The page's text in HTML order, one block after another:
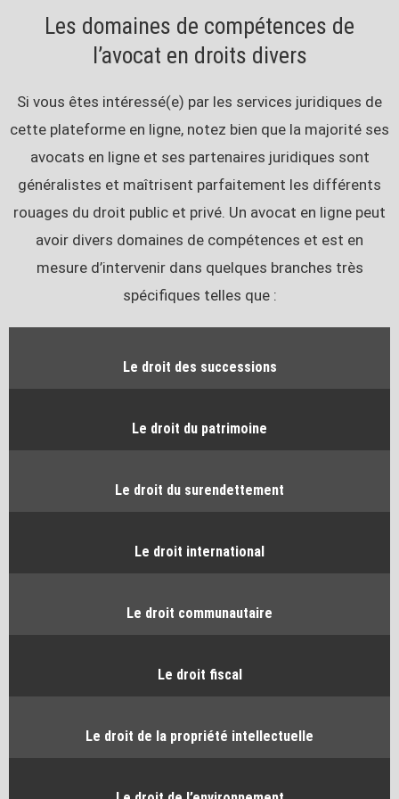
Les domaines de compétences de
l’avocat en droits divers
Si vous êtes intéressé(e) par les services juridiques de
cette plateforme en ligne, notez bien que la majorité ses
avocats en ligne et ses partenaires juridiques sont
généralistes et maîtrisent parfaitement les différents
rouages du droit public et privé. Un avocat en ligne peut
avoir divers domaines de compétences et est en
mesure d’intervenir dans quelques branches très
spécifiques telles que :
Le droit des successions
Le droit du patrimoine
Le droit du surendettement
Le droit international
Le droit communautaire
Le droit fiscal
Le droit de la propriété intellectuelle